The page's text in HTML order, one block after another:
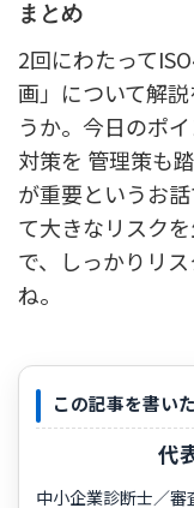
まとめ
2回にわたって
画」について解
うか。今日のポ
対策を 管理策も
が重要というお
て大きなリスク
で、しっかりリ
ね。
この記事を書い
代
中小企業診断士／